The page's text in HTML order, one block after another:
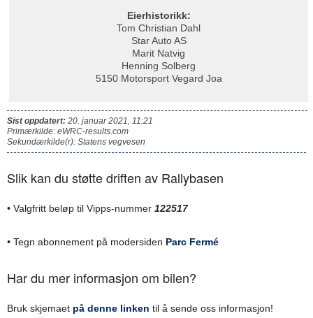
Eierhistorikk:
Tom Christian Dahl
Star Auto AS
Marit Natvig
Henning Solberg
5150 Motorsport Vegard Joa
Sist oppdatert: 20. januar 2021, 11:21
Primærkilde: eWRC-results.com
Sekundærkilde(r): Statens vegvesen
Slik kan du støtte driften av Rallybasen
• Valgfritt beløp til Vipps-nummer 122517
• Tegn abonnement på modersiden Parc Fermé
Har du mer informasjon om bilen?
Bruk skjemaet på denne linken til å sende oss informasjon!